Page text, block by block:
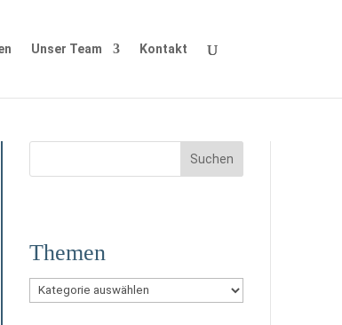
Unser Team Kontakt
Themen
Themen